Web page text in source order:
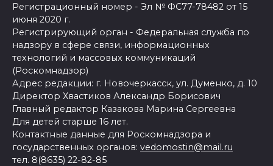
Регистрационный номер - Эл № ФС77-78482 от 15
июня 2020 г.
Регистрирующий орган - Федеральная служба по
надзору в сфере связи, информационных
технологий и массовых коммуникаций
(Роскомнадзор)
Адрес редакции: г. Новочеркасск, ул. Думенко, д. 10
Директор Хвастиков Александр Борисович
Главный редактор Казакова Марина Сергеевна
Для детей старше 16 лет.
Контактные данные для Роскомнадзора и
государственных органов: vedomostin@mail.ru
тел. 8(8635) 22-82-85